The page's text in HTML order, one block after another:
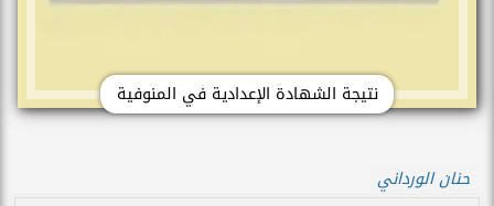
نتيجة الشهادة الإعدادية في المنوفية
حنان الورداني